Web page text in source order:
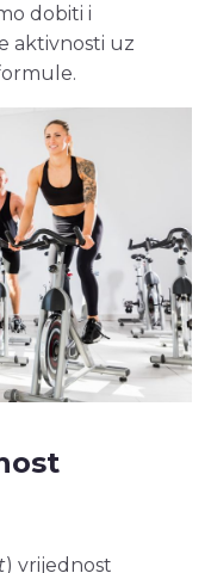
dobiti i
aktivnosti uz
) vrijednost